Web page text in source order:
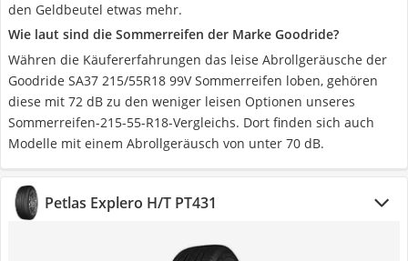
den Geldbeutel etwas mehr.
Wie laut sind die Sommerreifen der Marke Goodride?
Währen die Käufererfahrungen das leise Abrollgeräusche der
Goodride SA37 215/55R18 99V Sommerreifen loben, gehören
diese mit 72 dB zu den weniger leisen Optionen unseres
Sommerreifen-215-55-R18-Vergleichs. Dort finden sich auch
Modelle mit einem Abrollgeräusch von unter 70 dB.
Petlas Explero H/T PT431